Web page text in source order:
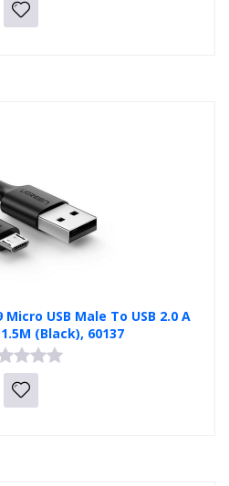
USB Male To USB 2.0 A
(Black), 60137